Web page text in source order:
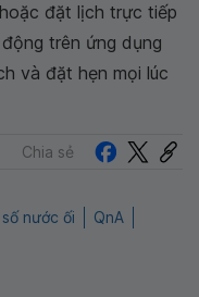
hoặc đặt lịch trực tiếp
trên ứng dụng
và đặt hẹn mọi lúc
Chia sẻ
số nước ối
QnA